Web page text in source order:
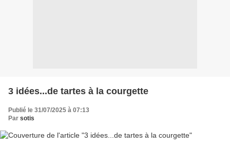
3 idées...de tartes à la courgette
Publié le 31/07/2025 à 07:13
Par sotis